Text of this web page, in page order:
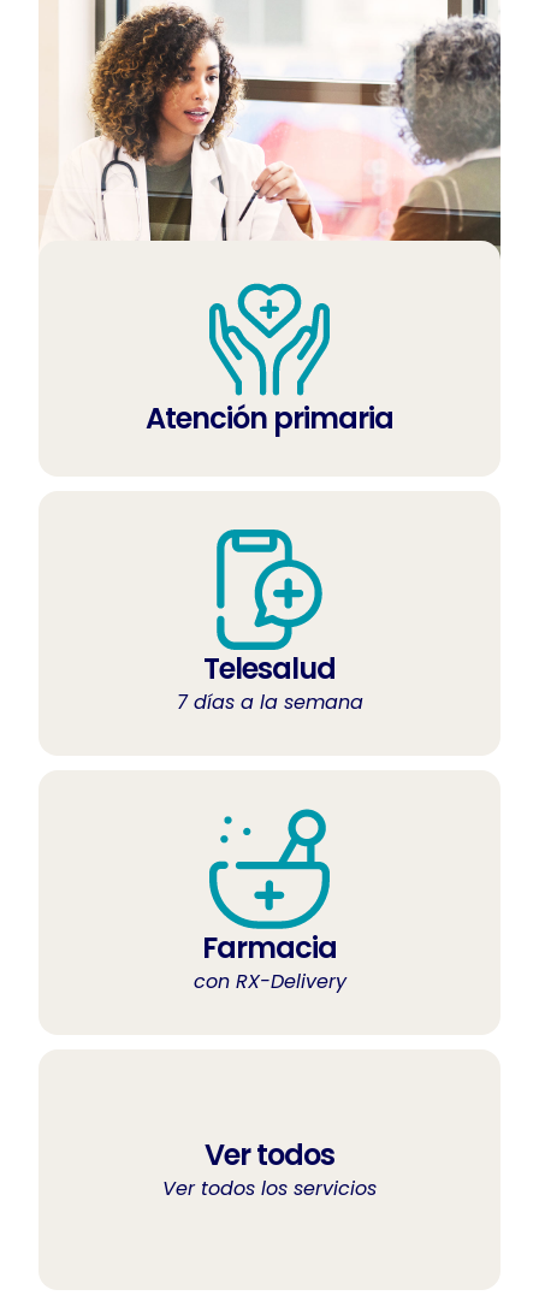
Atención primaria
Telesalud
7 días a la semana
Farmacia
con RX-Delivery
Ver todos
Ver todos los servicios